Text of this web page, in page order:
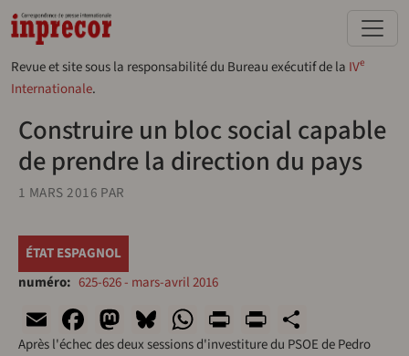
Aller au contenu principal
Revue et site sous la responsabilité du Bureau exécutif de la IVe
Internationale.
Construire un bloc social capable
de prendre la direction du pays
1 MARS 2016 PAR
ÉTAT ESPAGNOL
numéro
625-626 - mars-avril 2016
EmailFacebook
Mastodon
Bluesky
WhatsApp
Print
Après l'échec des deux sessions d'investiture du PSOE de Pedro